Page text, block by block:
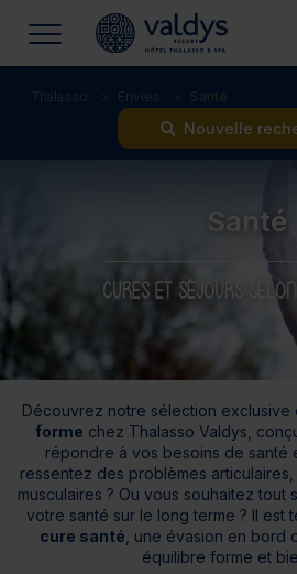
Thalasso Envies Santé
Nouvelle
Santé
CURES ET SÉJOURS
Découvrez notre sélection exclusive
forme chez Thalasso Valdys,
répondre à vos besoins de santé
ressentez des problèmes
musculaires ? Ou vous souhaitez tout
votre santé sur le long terme ? Il est
cure santé , une évasion en
équilibre forme et